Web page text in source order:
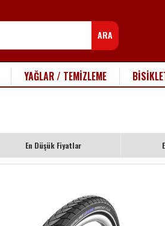
ARA
YAĞLAR / TEMİZLEME
En Düşük Fiyatlar